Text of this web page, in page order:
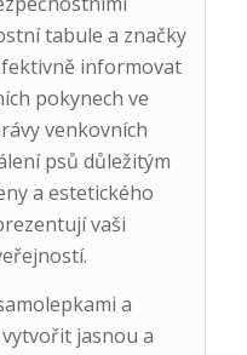
tabule a značky
informovat
pokynech ve
venkovních
psů důležitým
a estetického
vaši
a
jasnou a